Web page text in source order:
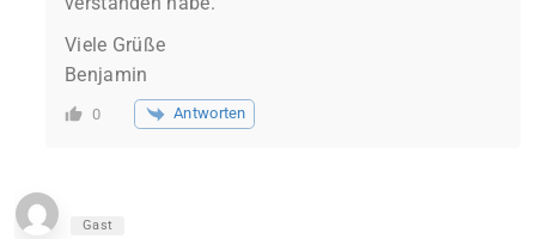
Viele Grüße
Benjamin
0 Antworten
Gast